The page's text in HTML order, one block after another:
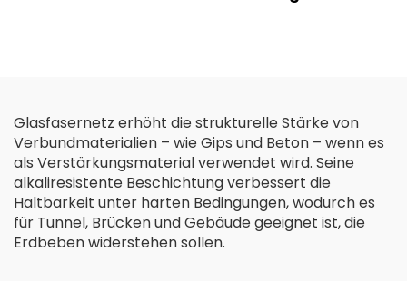
Glasfasernetz erhöht die strukturelle Stärke von
Verbundmaterialien – wie Gips und Beton – wenn es
als Verstärkungsmaterial verwendet wird. Seine
alkaliresistente Beschichtung verbessert die
Haltbarkeit unter harten Bedingungen, wodurch es
für Tunnel, Brücken und Gebäude geeignet ist, die
Erdbeben widerstehen sollen.